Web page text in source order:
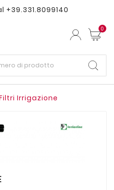
0
Irrigazione